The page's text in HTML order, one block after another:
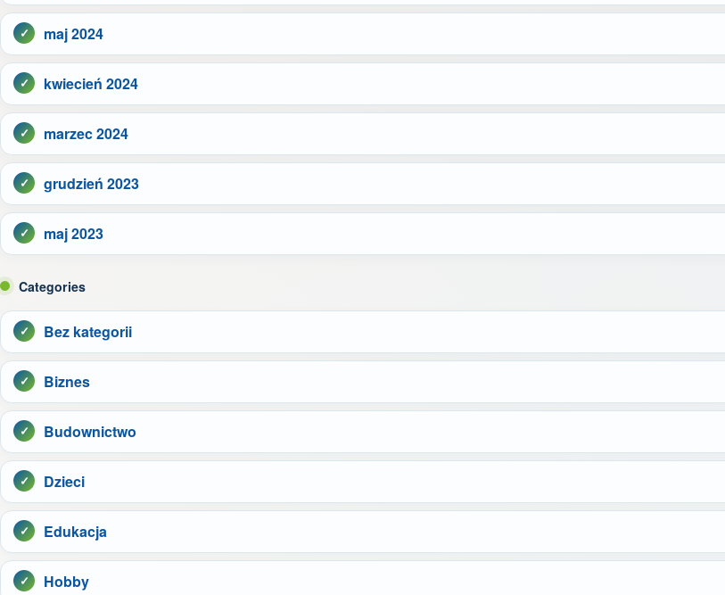
maj 2024
kwiecień 2024
marzec 2024
grudzień 2023
maj 2023
Categories
Bez kategorii
Biznes
Budownictwo
Dzieci
Edukacja
Hobby